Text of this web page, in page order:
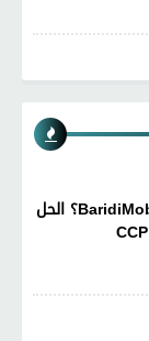
معلومات الدخول خاطئة في BaridiMob؟ الحل